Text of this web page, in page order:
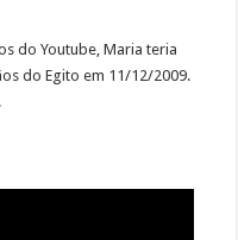
do Youtube, Maria teria
do Egito em 11/12/2009.